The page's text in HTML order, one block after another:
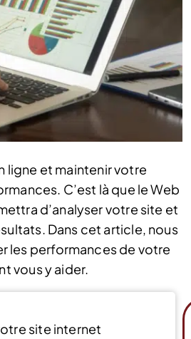
ligne et maintenir votre
C’est là que le Web
d’analyser votre site et
Dans cet article, nous
les performances de votre
vous y aider.
site internet